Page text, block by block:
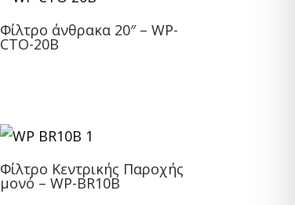
Φίλτρο άνθρακα 20″ – WP-
CTO-20B
Φίλτρο Κεντρικής Παροχής
μονό – WP-BR10Β